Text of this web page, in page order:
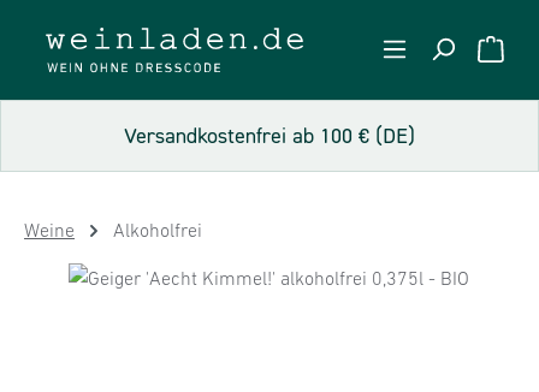
Zum Hauptinhalt springen
Versandkostenfrei ab 100 € (DE)
Weine Alkoholfrei
Bildergalerie überspringen